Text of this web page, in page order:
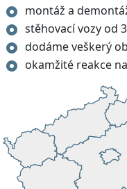
montáž a
stěhovací vozy od
dodáme veškerý
okamžité reakce